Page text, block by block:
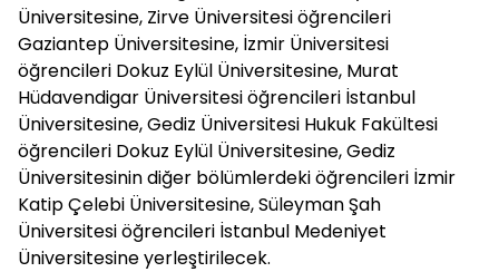
Üniversitesine, Zirve Üniversitesi öğrencileri
Gaziantep Üniversitesine, İzmir Üniversitesi
öğrencileri Dokuz Eylül Üniversitesine, Murat
Hüdavendigar Üniversitesi öğrencileri İstanbul
Üniversitesine, Gediz Üniversitesi Hukuk Fakültesi
öğrencileri Dokuz Eylül Üniversitesine, Gediz
Üniversitesinin diğer bölümlerdeki öğrencileri İzmir
Katip Çelebi Üniversitesine, Süleyman Şah
Üniversitesi öğrencileri İstanbul Medeniyet
Üniversitesine yerleştirilecek.